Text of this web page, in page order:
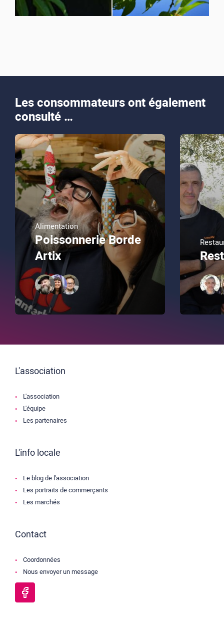
Les consommateurs ont également
consulté …
Alimentation
Poissonnerie Borde
Artix
L'association
L'association
L'équipe
Les partenaires
L'info locale
Le blog de l'association
Les portraits de commerçants
Les marchés
Contact
Coordonnées
Nous envoyer un message